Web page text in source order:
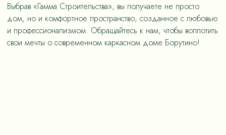
Выбрав «Гамма Строительства», вы получаете не просто
дом, но и комфортное пространство, созданное с любовью
и профессионализмом. Обращайтесь к нам, чтобы воплотить
свои мечты о современном каркасном доме Борутино!